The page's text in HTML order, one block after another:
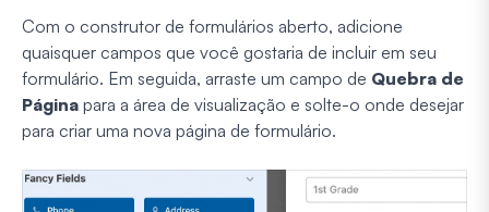
Com o construtor de formulários aberto, adicione
quaisquer campos que você gostaria de incluir em seu
formulário. Em seguida, arraste um campo de Quebra de
Página para a área de visualização e solte-o onde desejar
para criar uma nova página de formulário.